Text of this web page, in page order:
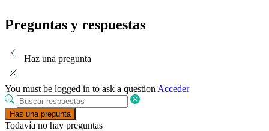
Preguntas y respuestas
Haz una pregunta
You must be logged in to ask a question Acceder
Haz una pregunta
Todavía no hay preguntas